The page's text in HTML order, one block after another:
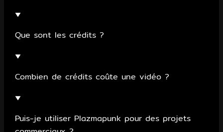
▼
Que sont les crédits ?
▼
Combien de crédits coûte une vidéo ?
▼
Puis-je utiliser Plazmapunk pour des projets